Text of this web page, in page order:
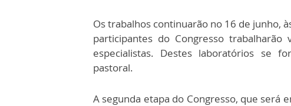
Os trabalhos continuarão no 16 de junho,
participantes do Congresso
especialistas. Destes laboratórios se
pastoral.
A segunda etapa do Congresso, que será